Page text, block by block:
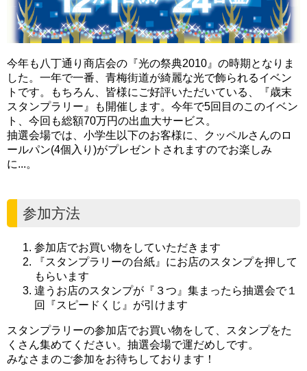
今年も八丁通り商店会の『光の祭典2010』の時期となりま
した。一年で一番、青梅街道が綺麗な光で飾られるイベン
トです。もちろん、皆様にご好評いただいている、『歳末
スタンプラリー』も開催します。今年で5回目のこのイベン
ト、今回も総額70万円の出血大サービス。
抽選会場では、小学生以下のお客様に、クッペルさんのロ
ールパン(4個入り)がプレゼントされますのでお楽しみ
に...。
参加方法
参加店でお買い物をしていただきます
『スタンプラリーの台紙』にお店のスタンプを押して
もらいます
違うお店のスタンプが『３つ』集まったら抽選会で１
回『スピードくじ』が引けます
スタンプラリーの参加店でお買い物をして、スタンプをた
くさん集めてください。抽選会場で運だめしです。
みなさまのご参加をお待ちしております！